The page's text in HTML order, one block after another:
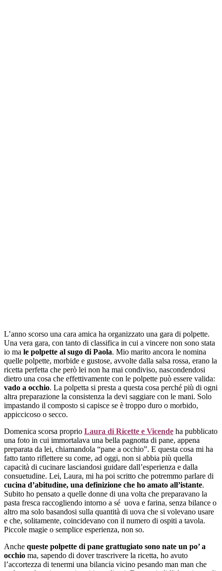
L’anno scorso una cara amica ha organizzato una gara di polpette.
Una vera gara, con tanto di classifica in cui a vincere non sono stata
io ma le polpette al sugo di Paola. Mio marito ancora le nomina
quelle polpette, morbide e gustose, avvolte dalla salsa rossa, erano la
ricetta perfetta che però lei non ha mai condiviso, nascondendosi
dietro una cosa che effettivamente con le polpette può essere valida:
vado a occhio. La polpetta si presta a questa cosa perché più di ogni
altra preparazione la consistenza la devi saggiare con le mani. Solo
impastando il composto si capisce se è troppo duro o morbido,
appiccicoso o secco.
Domenica scorsa proprio Laura di Ricette e Vicende ha pubblicato
una foto in cui immortalava una bella pagnotta di pane, appena
preparata da lei, chiamandola “pane a occhio”. E questa cosa mi ha
fatto tanto riflettere su come, ad oggi, non si abbia più quella
capacità di cucinare lasciandosi guidare dall’esperienza e dalla
consuetudine. Lei, Laura, mi ha poi scritto che potremmo parlare di
cucina d’abitudine, una definizione che ho amato all’istante.
Subito ho pensato a quelle donne di una volta che preparavano la
pasta fresca raccogliendo intorno a sé uova e farina, senza bilance o
altro ma solo basandosi sulla quantità di uova che si volevano usare
e che, solitamente, coincidevano con il numero di ospiti a tavola.
Piccole magie o semplice esperienza, non so.
Anche queste polpette di pane grattugiato sono nate un po’ a
occhio ma, sapendo di dover trascrivere la ricetta, ho avuto
l’accortezza di tenermi una bilancia vicino pesando man man che